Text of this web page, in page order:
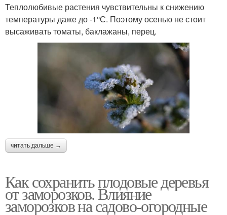
Теплолюбивые растения чувствительны к снижению
температуры даже до -1°С. Поэтому осенью не стоит
высаживать томаты, баклажаны, перец.
читать дальше →
Как сохранить плодовые деревья
от заморозков. Влияние
заморозков на садово-огородные